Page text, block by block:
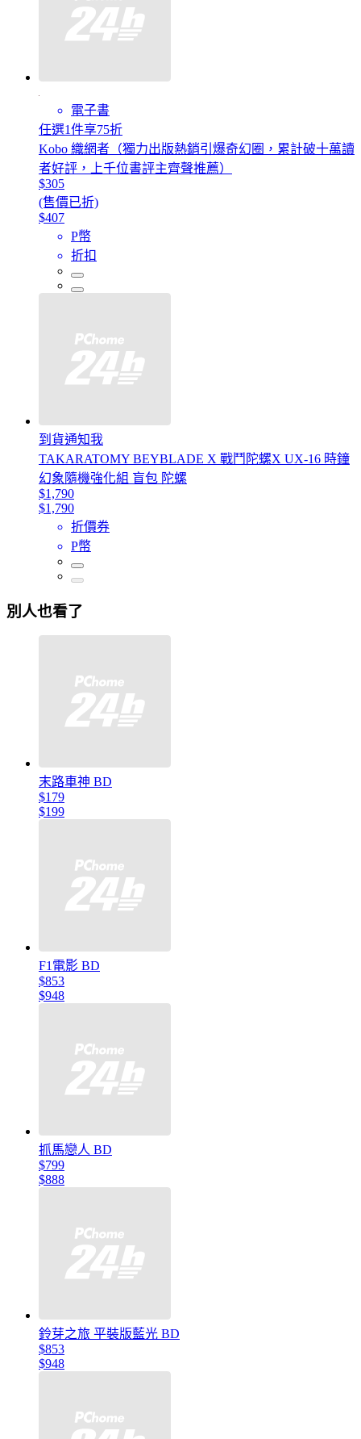
電子書
任選1件享75折
Kobo 織網者（獨力出版熱銷引爆奇幻圈，累計破十萬讀
者好評，上千位書評主齊聲推薦）
$305
(售價已折)
$407
P幣
折扣
到貨通知我
TAKARATOMY BEYBLADE X 戰鬥陀螺X UX-16 時鐘
幻象隨機強化組 盲包 陀螺
$1,790
$1,790
折價券
P幣
別人也看了
末路車神 BD
$179
$199
F1電影 BD
$853
$948
抓馬戀人 BD
$799
$888
鈴芽之旅 平裝版藍光 BD
$853
$948